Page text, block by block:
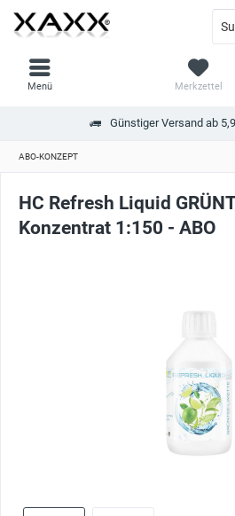
Günstiger Versand ab
Merkzettel
Menü
ABO-KONZEPT
HC Refresh Liquid
Konzentrat 1:150 - ABO